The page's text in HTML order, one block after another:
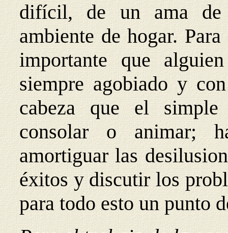
difícil, de un ama de
ambiente de hogar.
importante que
siempre agobiado y
cabeza que el simple
consolar o animar;
amortiguar las
éxitos y discutir los
para todo esto un punto